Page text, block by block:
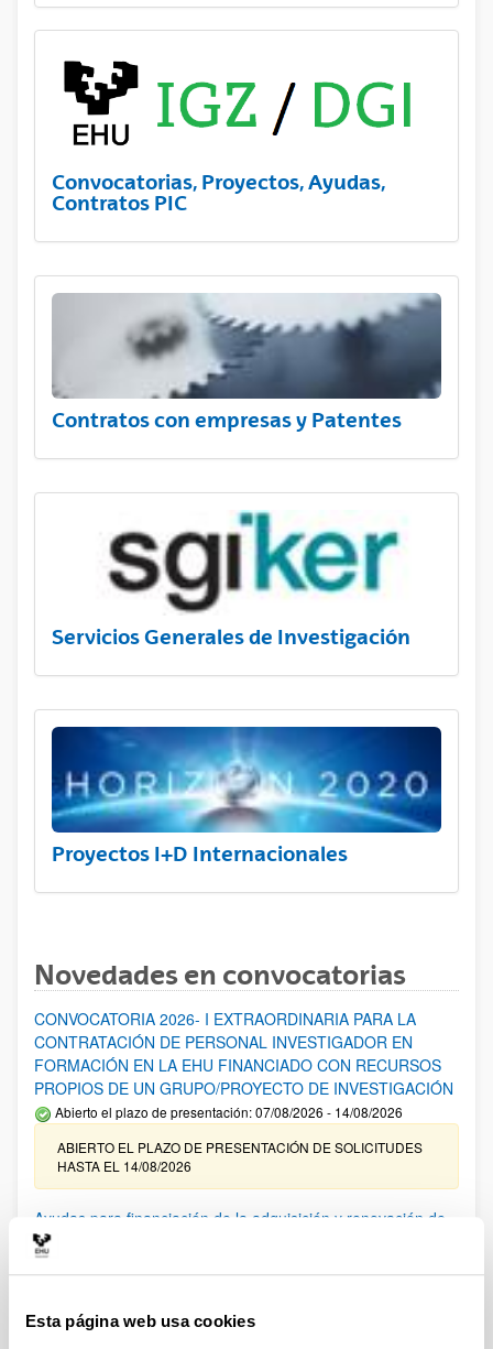
Esta página web usa cookies
Convocatorias, Proyectos, Ayudas,
Contratos PIC
Contratos con empresas y Patentes
Servicios Generales de Investigación
Proyectos I+D Internacionales
Novedades en convocatorias
CONVOCATORIA 2026- I EXTRAORDINARIA PARA LA
CONTRATACIÓN DE PERSONAL INVESTIGADOR EN
FORMACIÓN EN LA EHU FINANCIADO CON RECURSOS
PROPIOS DE UN GRUPO/PROYECTO DE INVESTIGACIÓN
Abierto el plazo de presentación: 07/08/2026 - 14/08/2026
ABIERTO EL PLAZO DE PRESENTACIÓN DE SOLICITUDES
HASTA EL 14/08/2026
Ayudas para financiación de la adquisición y renovación de
infraestructura científica y fondos bibliográficos en la
UPV/EHU 2026
25/03/2026: Corrección de errores del listado provisional de